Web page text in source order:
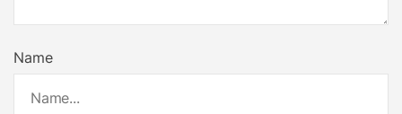
Name